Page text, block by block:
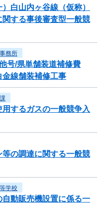
白山内ヶ谷線（仮称）
する事後審査型一般競
務所
号/県単舗装道補修費
金線舗装補修工事
するガスの一般競争入
の調達に関する一般競
学校
動販売機設置に係る一